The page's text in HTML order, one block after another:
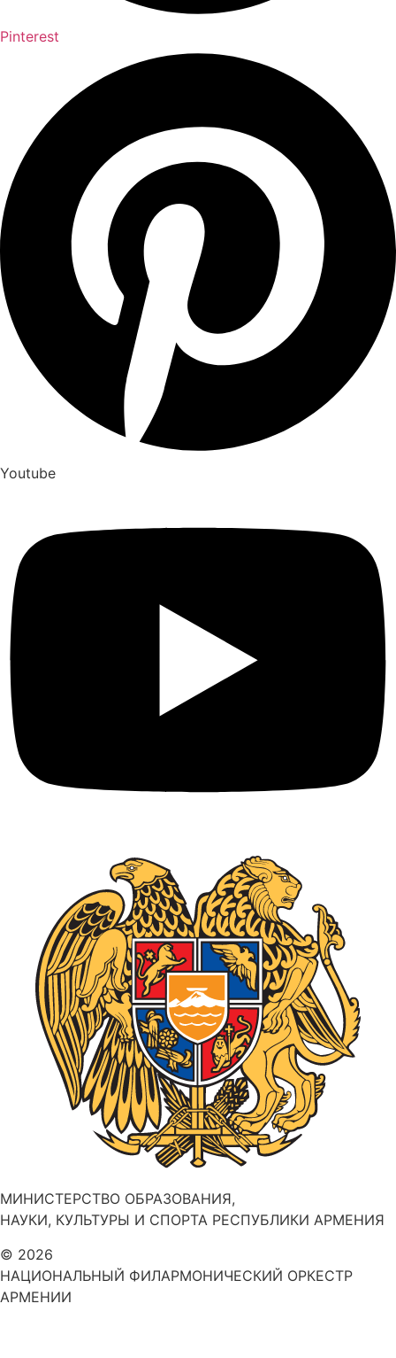
Pinterest
Youtube
МИНИСТЕРСТВО ОБРАЗОВАНИЯ,
НАУКИ, КУЛЬТУРЫ И СПОРТА РЕСПУБЛИКИ АРМЕНИЯ
© 2026
НАЦИОНАЛЬНЫЙ ФИЛАРМОНИЧЕСКИЙ ОРКЕСТР
АРМЕНИИ